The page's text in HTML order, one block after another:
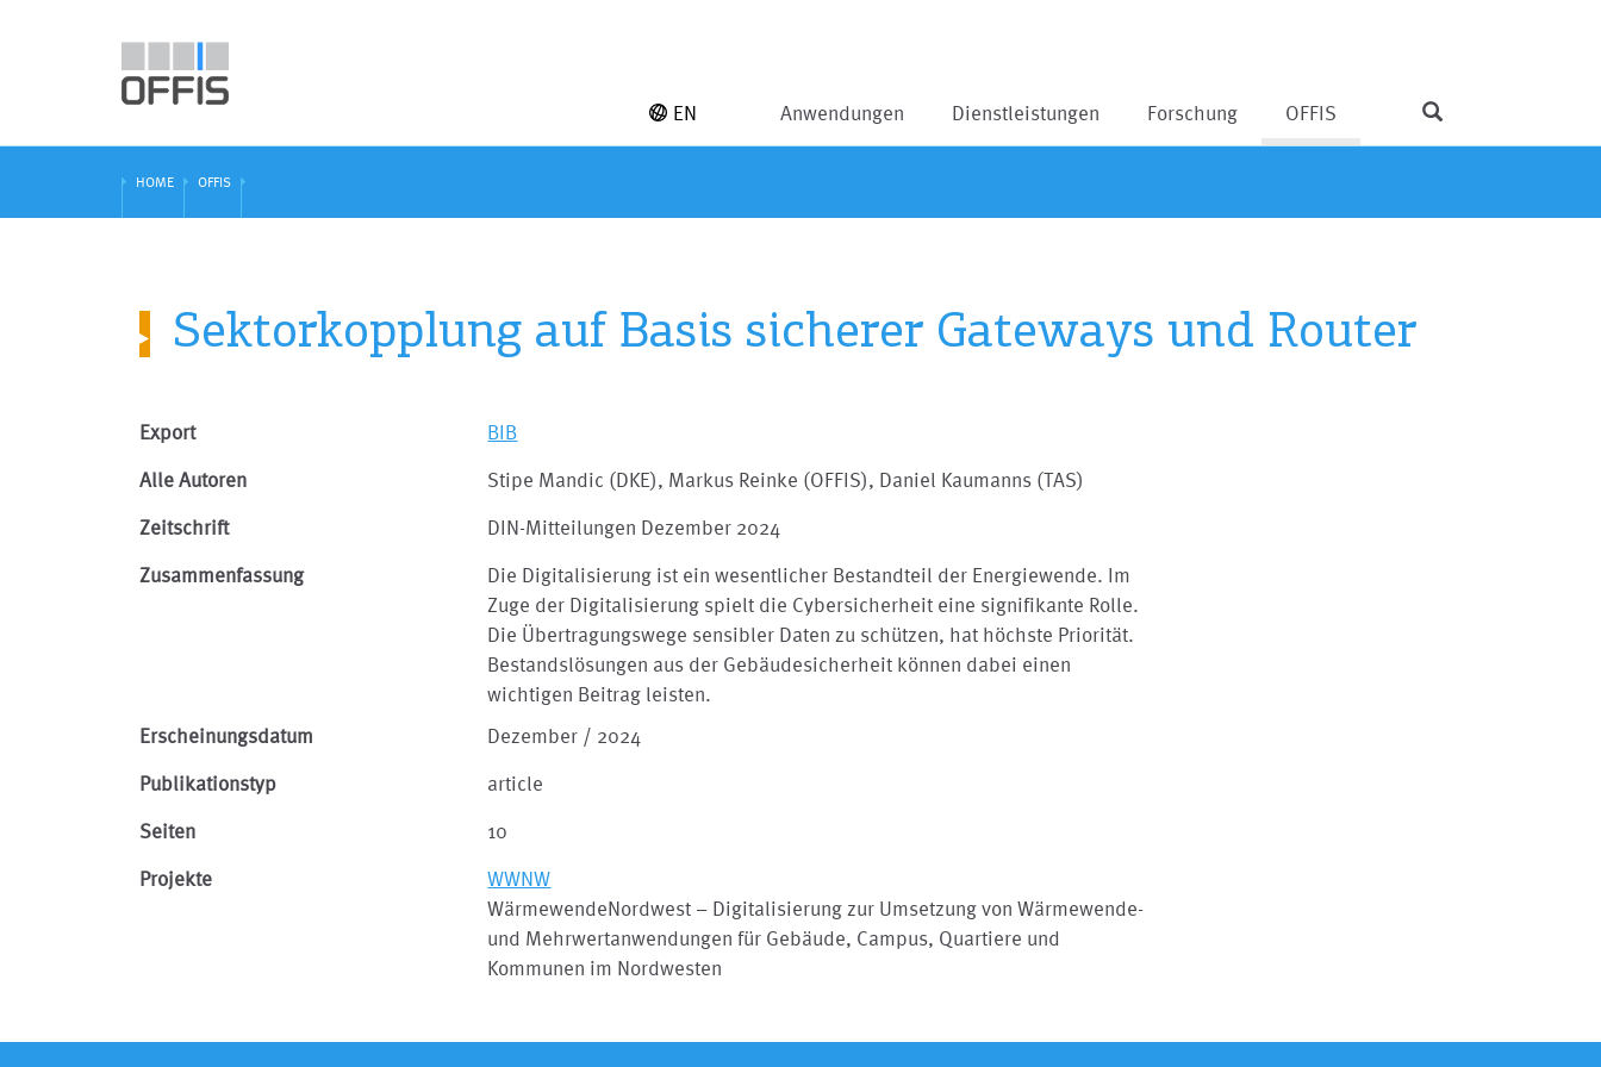
Anwendungen Dienstleistungen Forschung OFFIS
EN
HOME OFFIS
Sektorkopplung auf Basis sicherer Gateways und Router
Export BIB
Alle Autoren Stipe Mandic (DKE), Markus Reinke (OFFIS), Daniel Kaumanns (TAS)
Zeitschrift DIN-Mitteilungen Dezember 2024
Zusammenfassung
Die Digitalisierung ist ein wesentlicher Bestandteil der Energiewende. Im
Zuge der Digitalisierung spielt die Cybersicherheit eine signifikante Rolle.
Die Übertragungswege sensibler Daten zu schützen, hat höchste Priorität.
Bestandslösungen aus der Gebäudesicherheit können dabei einen
wichtigen Beitrag leisten.
Erscheinungsdatum
Dezember / 2024
Publikationstyp article
Seiten 10
Projekte
WWNW
WärmewendeNordwest – Digitalisierung zur Umsetzung von Wärmewende-
und Mehrwertanwendungen für Gebäude, Campus, Quartiere und
Kommunen im Nordwesten